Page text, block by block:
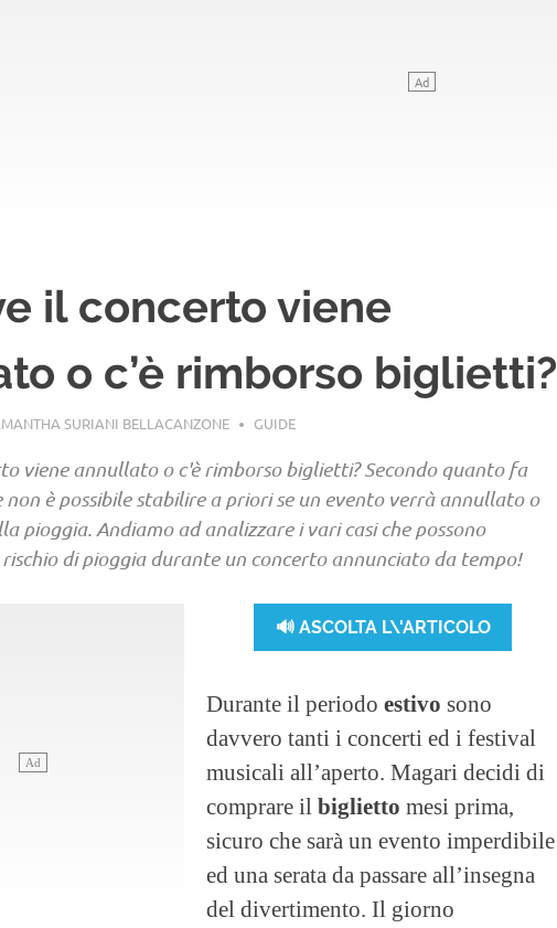
il concerto viene
o c’è rimborso biglietti?
SURIANI BELLACANZONE GUIDE
viene annullato o c'è rimborso biglietti? Secondo quanto fa
non è possibile stabilire a priori se un evento verrà annullato o
pioggia. Andiamo ad analizzare i vari casi che possono
rischio di pioggia durante un concerto annunciato da tempo!
🔊 ASCOLTA L\'ARTICOLO
Durante il periodo estivo sono
davvero tanti i concerti ed i festival
musicali all’aperto. Magari decidi di
comprare il biglietto mesi prima,
sicuro che sarà un evento imperdibile
ed una serata da passare all’insegna
del divertimento. Il giorno